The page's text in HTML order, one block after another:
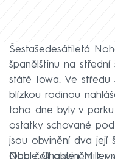
Šestašedesátiletá
španělštinu na
státě Iowa. Ve středu
blízkou rodinou
toho dne byly v
ostatky schované
jsou obvinění dva její
Noble Chaiden Miller
Oba čelí obvinění z